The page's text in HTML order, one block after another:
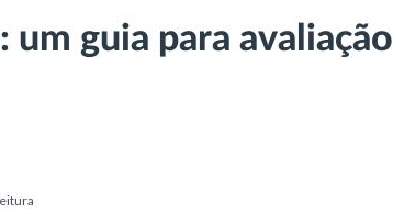
um guia para avaliação